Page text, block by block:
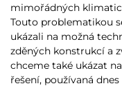
mimořádných
Touto problematikou
ukázali na možná
zděných konstrukcí a
chceme také ukázat
řešení, používaná